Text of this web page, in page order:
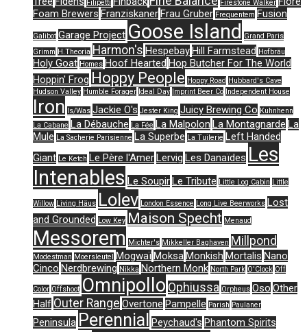
Filipetti Firestone Walker
Foam Brewers FranziskanerFrau Gruber Frequentem Fusion
Galibot Garage Project Goose Island
Grand Paris
Grimm H.Theoria Harmon's HespebayHill Farmstead Hofbräu
Holy Goat Homes Hoof Hearted Hop Butcher For The World
Hoppin' Frog Hoppy People Hoppy Road Hubbard's Cave
Hudson Valley Humble Forager Ideal Day Imprint Beer Co Independent House
Iron Is/Was Jackie O's Jester King Juicy Brewing Co Kuhnhenn
La Cabane La Débauche La Fée La Malpolon La Montagnarde La
Mule La Sacherie Parisienne La Superbe La Tuilerie Left Handed
Giant Le Ketch Le Père l'AmerLervig Les Danaïdes Les
Intenables Le SoupirLe Tribute Little Log Cabin Little
Willow Living Häus Lolev London Essence Long Live Beerworks Lost
and Grounded Low Key Maison Specht Menaud
Messorem Michter's Mikkeller Baghaven Millpond
Modestman Moersleutel MogwaïMoksaMonkish Mortalis Nano
Cinco Nerdbrewing Nikka Northern Monk North Park O'Clock Off
Color Offshoot Omnipollo Ophiussa Orpheus Oso Other
Half Outer Range Overtone Pampelle Parish Paulaner
Peninsula Perennial Peychaud's Phantom Spirits